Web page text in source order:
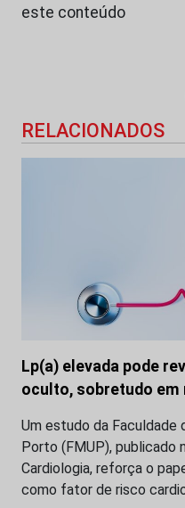
este conteúdo
RELACIONADOS
Lp(a) elevada pode
oculto, sobretudo em
Um estudo da Faculdade
Porto (FMUP), publicado
Cardiologia, reforça o
como fator de risco